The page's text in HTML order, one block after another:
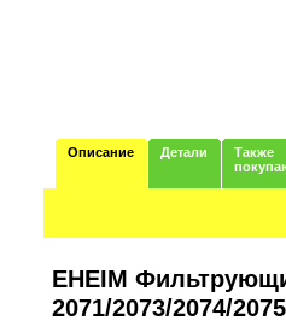
Описание Детали
Также
EHEIM
2071/2073/2074/